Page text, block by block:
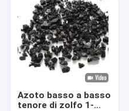
Azoto basso a basso
tenore di zolfo 1-